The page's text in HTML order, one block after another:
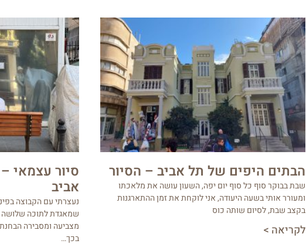
הבתים היפים של תל אביב – הסיור
שבת בבוקר סוף כל סוף יום יפה, השעון עושה את מלאכתו
ומעורר אותי בשעה היעודה, אני לוקחת את זמן ההתארגנות
בקצב שבת, לסיום שותה כוס
לקריאה >
סיור עצמאי
אביב
נעצרתי עם הקבוצה
שמאגדת לתוכה שלושה
מצביעה ומסבירה
בכך…